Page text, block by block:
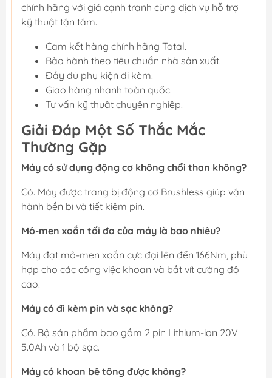
chính hãng với giá cạnh tranh cùng dịch vụ hỗ trợ
kỹ thuật tận tâm.
Cam kết hàng chính hãng Total.
Bảo hành theo tiêu chuẩn nhà sản xuất.
Đầy đủ phụ kiện đi kèm.
Giao hàng nhanh toàn quốc.
Tư vấn kỹ thuật chuyên nghiệp.
Giải Đáp Một Số Thắc Mắc
Thường Gặp
Máy có sử dụng động cơ không chổi than không?
Có. Máy được trang bị động cơ Brushless giúp vận
hành bền bỉ và tiết kiệm pin.
Mô-men xoắn tối đa của máy là bao nhiêu?
Máy đạt mô-men xoắn cực đại lên đến 166Nm, phù
hợp cho các công việc khoan và bắt vít cường độ
cao.
Máy có đi kèm pin và sạc không?
Có. Bộ sản phẩm bao gồm 2 pin Lithium-ion 20V
5.0Ah và 1 bộ sạc.
Máy có khoan bê tông được không?